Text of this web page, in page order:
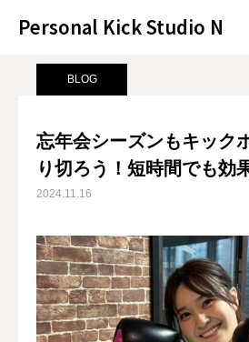
Personal Kick Studio N
サンプルページ BLOG 忘年会シーズン
BLOG
忘年会シーズンもキック
り切ろう！短時間でも効
2024.11.16
Personal Kick Studio N
BLOG
RESERVATION
CONCEPT